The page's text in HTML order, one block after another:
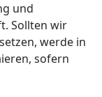
und
Sollten wir
werde in
sofern